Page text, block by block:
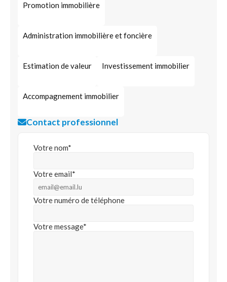
Promotion immobilière
Administration immobilière et foncière
Estimation de valeur Investissement immobilier
Accompagnement immobilier
Contact professionnel
Votre nom*
Votre email*
Votre numéro de téléphone
Votre message*